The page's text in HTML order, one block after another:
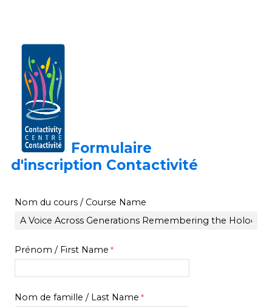
Formulaire
d'inscription Contactivité
Nom du cours / Course Name
Prénom / First Name
Nom de famille / Last Name